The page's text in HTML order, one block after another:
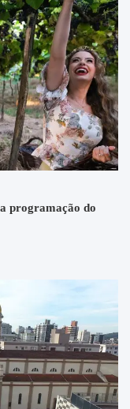
programação do